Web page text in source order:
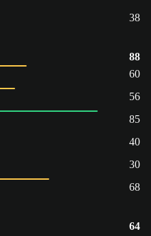
38
88
60
56
85
40
30
68
64